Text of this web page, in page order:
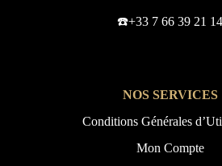
☎️+33 7 66 39 21 14
NOS SERVICES
Conditions Générales
Mon Compte